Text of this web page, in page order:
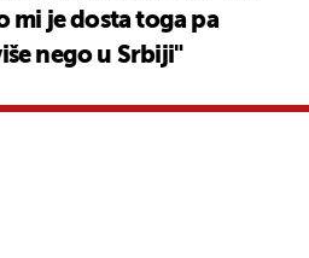
mi je dosta toga pa
nego u Srbiji"